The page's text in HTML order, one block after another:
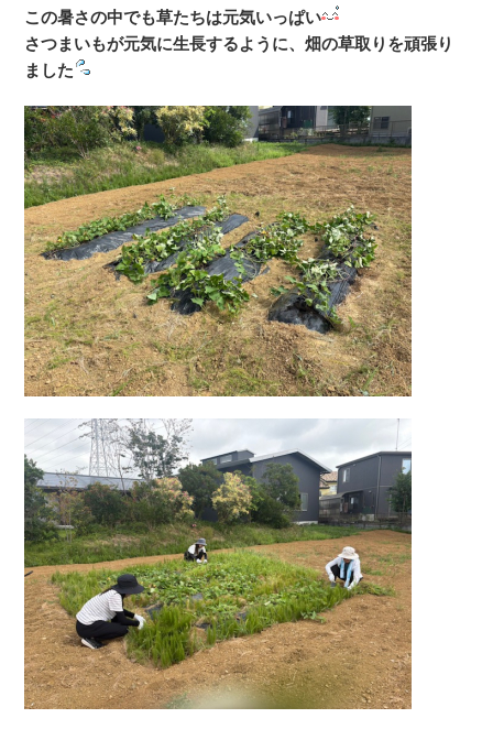
この暑さの中でも草たちは元気いっぱい
さつまいもが元気に生長するように、畑の草取りを頑張り
ました